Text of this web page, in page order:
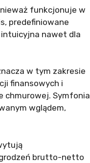
funkcjonuje w
predefiniowane
nawet dla
w tym zakresie
finansowych i
chmurowej. Symfonia
wglądem,
brutto-netto